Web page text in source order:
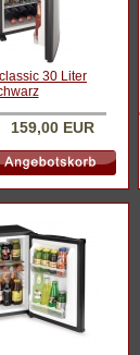
30 Liter
159,00 EUR